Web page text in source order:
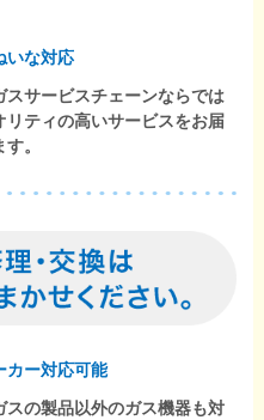
いな対応
スサービスチェーンならでは
リティの高いサービスをお届
。
カー対応可能
スの製品以外のガス機器も対